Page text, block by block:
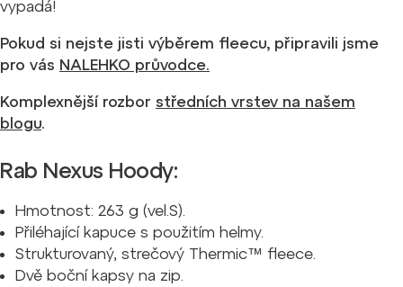
vypadá!
Pokud si nejste jisti výběrem fleecu, připravili jsme
pro vás NALEHKO průvodce.
Komplexnější rozbor středních vrstev na našem
blogu.
Rab Nexus Hoody:
Hmotnost: 263 g (vel.S).
Přiléhající kapuce s použitím helmy.
Strukturovaný, strečový Thermic™ fleece.
Dvě boční kapsy na zip.